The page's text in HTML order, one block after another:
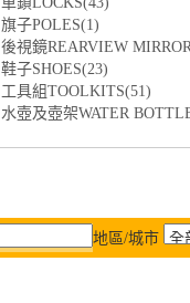
旗子POLES(1)
後視鏡REARVIEW
鞋子SHOES(23)
工具組TOOLKITS(51)
水壺及壺架WATER
地區/城市